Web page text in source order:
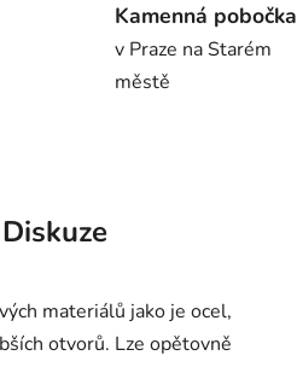
Kamenná pobočka
v Praze na Starém
městě
Diskuze
materiálů jako je ocel,
otvorů. Lze opětovně